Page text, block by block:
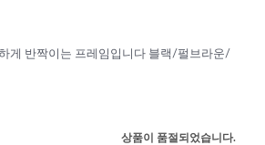
게 반짝이는 프레임입니다 블랙/펄브라운/
상품이 품절되었습니다.